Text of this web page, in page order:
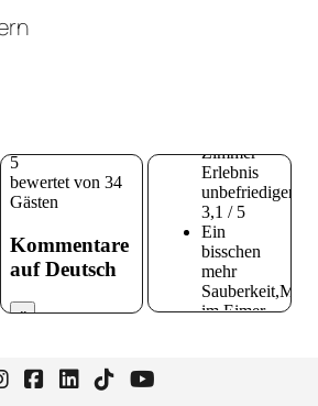
Instagram-Seite von Hotel zur
Facebook-Seite von Hotel
LinkedIn-Seite von
TikTok-Seite von
YouTube-Seite